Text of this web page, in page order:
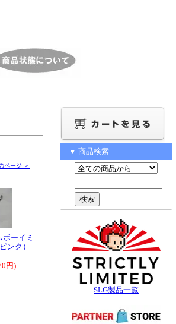
ページ ＞
ーイミ
ンク）
円)
▼ 商品検索
SLG製品一覧